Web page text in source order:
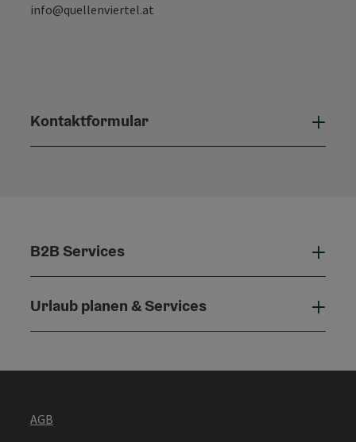
info@quellenviertel.at
Kontaktformular
B2B Services
Urlaub planen & Services
AGB